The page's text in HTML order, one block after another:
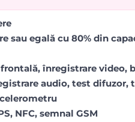
sau egală cu 80% din
înregistrare video,
audio, test difuzor,
NFC, semnal GSM